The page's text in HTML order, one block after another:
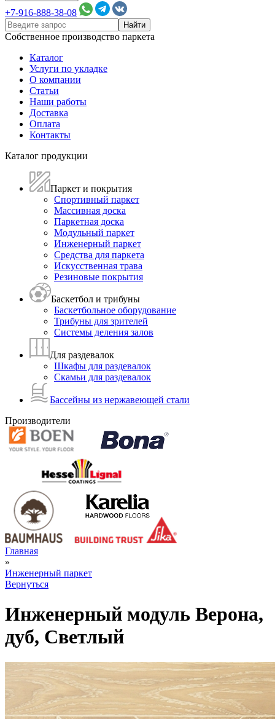
+7-916-888-38-08
Собственное производство паркета
Каталог
Услуги по укладке
О компании
Статьи
Наши работы
Доставка
Оплата
Контакты
Каталог продукции
Паркет и покрытия
Спортивный паркет
Массивная доска
Паркетная доска
Модульный паркет
Инженерный паркет
Средства для паркета
Искусственная трава
Резиновые покрытия
Баскетбол и трибуны
Баскетбольное оборудование
Трибуны для зрителей
Системы деления залов
Для раздевалок
Шкафы для раздевалок
Скамьи для раздевалок
Бассейны из нержавеющей стали
Производители
Главная
»
Инженерный паркет
Вернуться
Инженерный модуль Верона,
дуб, Светлый